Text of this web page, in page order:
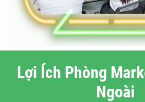
Lợi Ích Phòng
Ngoài